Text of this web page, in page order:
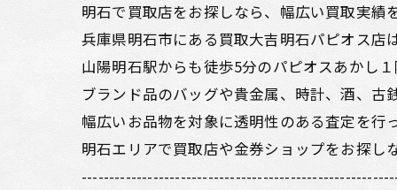
明石で買取店をお探しなら、幅広い買取実
兵庫県明石市にある買取大吉明石パピオス店
山陽明石駅からも徒歩5分のパピオスあかし
ブランド品のバッグや貴金属、時計、酒、古
幅広いお品物を対象に透明性のある査定を行
明石エリアで買取店や金券ショップをお探し